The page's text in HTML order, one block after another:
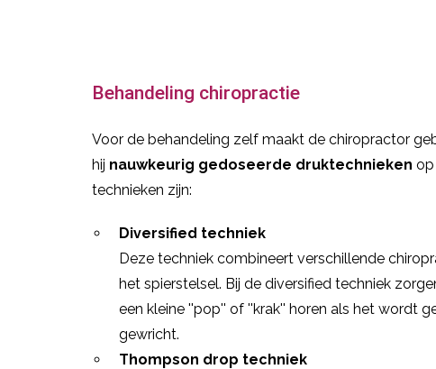
Behandeling chiropractie
Voor de behandeling zelf maakt de chiropractor
hij nauwkeurig gedoseerde druktechnieken op
technieken zijn:
Diversified techniek
Deze techniek combineert verschillende
het spierstelsel. Bij de diversified techniek
een kleine ''pop'' of ''krak'' horen als het wordt
gewricht.
Thompson drop techniek